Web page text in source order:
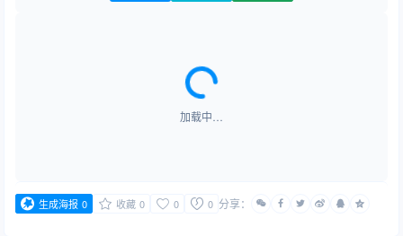
加载中…
生成海报 0 收藏 0 0 0 分享：